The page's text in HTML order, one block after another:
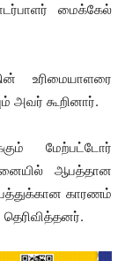
மைக்கேல்
உரிமையாளரை
அவர் கூறினார்.
மேற்பட்டோர்
ஆபத்தான
காரணம்